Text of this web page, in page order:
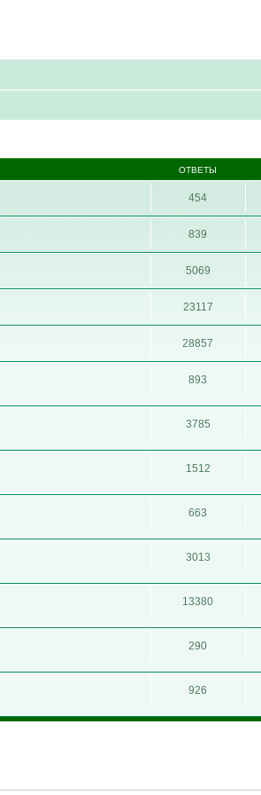
ОТВЕТЫ
454
839
5069
23117
28857
893
3785
1512
663
3013
13380
290
926